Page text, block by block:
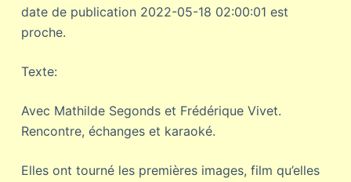
date de publication 2022-05-18 02:00:01 est
proche.
Texte:
Avec Mathilde Segonds et Frédérique Vivet.
Rencontre, échanges et karaoké.
Elles ont tourné les premières images, film qu’elles